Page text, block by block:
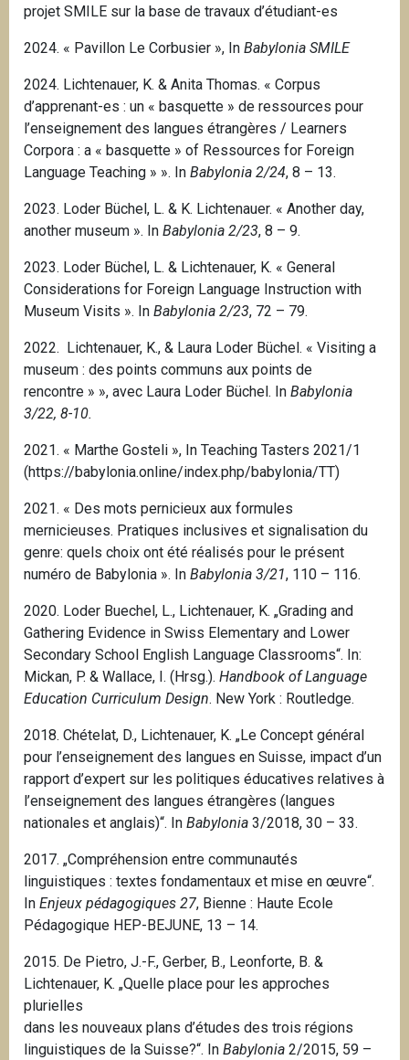
projet SMILE sur la base de travaux d’étudiant-es
2024. « Pavillon Le Corbusier », In Babylonia SMILE
2024. Lichtenauer, K. & Anita Thomas. « Corpus
d’apprenant-es : un « basquette » de ressources pour
l’enseignement des langues étrangères / Learners
Corpora : a « basquette » of Ressources for Foreign
Language Teaching » ». In Babylonia 2/24, 8 – 13.
2023. Loder Büchel, L. & K. Lichtenauer. « Another day,
another museum ». In Babylonia 2/23, 8 – 9.
2023. Loder Büchel, L. & Lichtenauer, K. « General
Considerations for Foreign Language Instruction with
Museum Visits ». In Babylonia 2/23, 72 – 79.
2022. Lichtenauer, K., & Laura Loder Büchel. « Visiting a
museum : des points communs aux points de
rencontre » », avec Laura Loder Büchel. In Babylonia
3/22, 8-10.
2021. « Marthe Gosteli », In Teaching Tasters 2021/1
(https://babylonia.online/index.php/babylonia/TT)
2021. « Des mots pernicieux aux formules
mernicieuses. Pratiques inclusives et signalisation du
genre: quels choix ont été réalisés pour le présent
numéro de Babylonia ». In Babylonia 3/21, 110 – 116.
2020. Loder Buechel, L., Lichtenauer, K. „Grading and
Gathering Evidence in Swiss Elementary and Lower
Secondary School English Language Classrooms“. In:
Mickan, P. & Wallace, I. (Hrsg.). Handbook of Language
Education Curriculum Design. New York : Routledge.
2018. Chételat, D., Lichtenauer, K. „Le Concept général
pour l’enseignement des langues en Suisse, impact d’un
rapport d’expert sur les politiques éducatives relatives à
l’enseignement des langues étrangères (langues
nationales et anglais)“. In Babylonia 3/2018, 30 – 33.
2017. „Compréhension entre communautés
linguistiques : textes fondamentaux et mise en œuvre“.
In Enjeux pédagogiques 27, Bienne : Haute Ecole
Pédagogique HEP-BEJUNE, 13 – 14.
2015. De Pietro, J.-F., Gerber, B., Leonforte, B. &
Lichtenauer, K. „Quelle place pour les approches
plurielles
dans les nouveaux plans d’études des trois régions
linguistiques de la Suisse?“. In Babylonia 2/2015, 59 –